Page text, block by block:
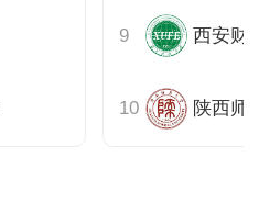
西安财
陕西师